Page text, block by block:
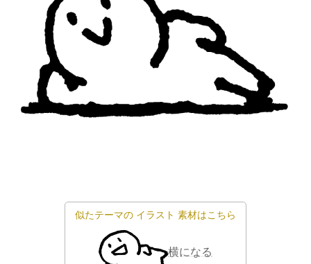
似たテーマの イラスト 素材はこちら
横になる